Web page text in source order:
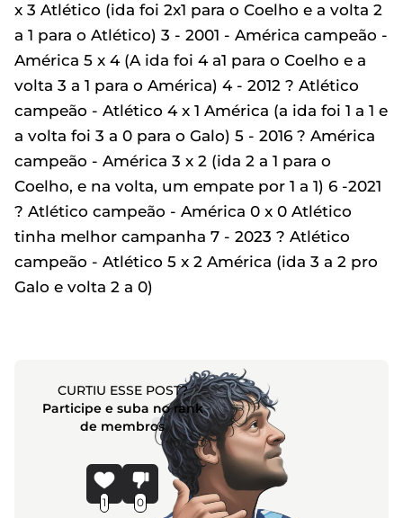
x 3 Atlético (ida foi 2x1 para o Coelho e a volta 2
a 1 para o Atlético) 3 - 2001 - América campeão -
América 5 x 4 (A ida foi 4 a1 para o Coelho e a
volta 3 a 1 para o América) 4 - 2012 ? Atlético
campeão - Atlético 4 x 1 América (a ida foi 1 a 1 e
a volta foi 3 a 0 para o Galo) 5 - 2016 ? América
campeão - América 3 x 2 (ida 2 a 1 para o
Coelho, e na volta, um empate por 1 a 1) 6 -2021
? Atlético campeão - América 0 x 0 Atlético
tinha melhor campanha 7 - 2023 ? Atlético
campeão - Atlético 5 x 2 América (ida 3 a 2 pro
Galo e volta 2 a 0)
CURTIU ESSE POST?
Participe e suba no rank
de membros
1 0